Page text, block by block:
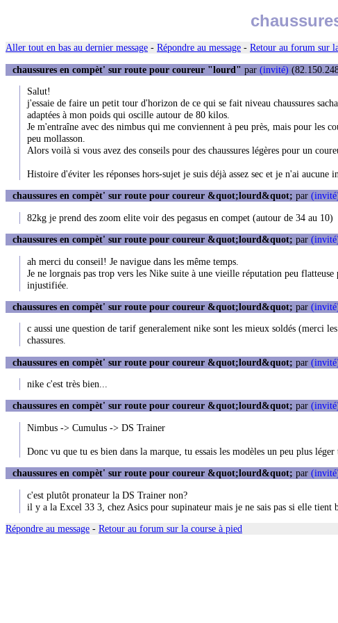
Aller tout en bas au dernier message - Répondre au message - Retour au forum sur
chaussures en compèt' sur route pour coureur "lourd" par (invité)
Salut!
j'essaie de faire un petit tour d'horizon de ce qui se fait niveau chaussures
adaptées à mon poids qui oscille autour de 80 kilos.
Je m'entraîne avec des nimbus qui me conviennent à peu près, mais pour les
peu mollasson.
Alors voilà si vous avez des conseils pour des chaussures légères pour un
Histoire d'éviter les réponses hors-sujet je suis déjà assez sec et je n'ai
chaussures en compèt' sur route pour coureur &quot;lourd&quot; par
82kg je prend des zoom elite voir des pegasus en compet (autour de 34 au 10)
chaussures en compèt' sur route pour coureur &quot;lourd&quot; par
ah merci du conseil! Je navigue dans les même temps.
Je ne lorgnais pas trop vers les Nike suite à une vieille réputation peu
injustifiée.
chaussures en compèt' sur route pour coureur &quot;lourd&quot; par
c aussi une question de tarif generalement nike sont les mieux soldés (merci
chassures.
chaussures en compèt' sur route pour coureur &quot;lourd&quot; par
nike c'est très bien...
chaussures en compèt' sur route pour coureur &quot;lourd&quot; par
Nimbus -> Cumulus -> DS Trainer
Donc vu que tu es bien dans la marque, tu essais les modèles un peu plus
chaussures en compèt' sur route pour coureur &quot;lourd&quot; par
c'est plutôt pronateur la DS Trainer non?
il y a la Excel 33 3, chez Asics pour supinateur mais je ne sais pas si elle tient
Répondre au message - Retour au forum sur la course à pied